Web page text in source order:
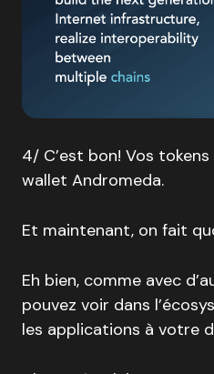
4/ C’est bon! Vos
wallet Andromeda.
Et maintenant, on fait
Eh bien, comme avec
pouvez voir dans
les applications à votre